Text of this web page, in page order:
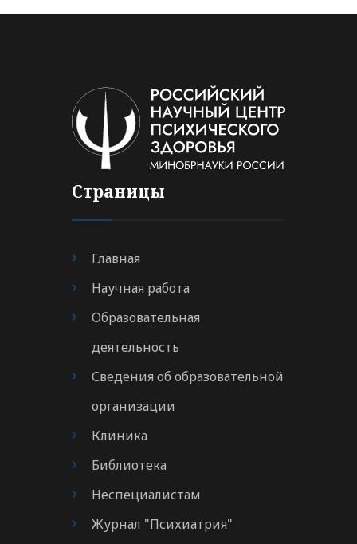
Страницы
Главная
Научная работа
Образовательная
деятельность
Сведения об образовательной
организации
Клиника
Библиотека
Неспециалистам
Журнал "Психиатрия"